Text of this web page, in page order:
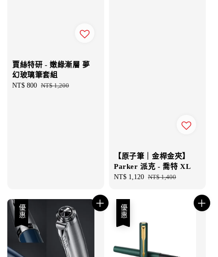
賈絲特研 - 嫩綠漸層 夢
幻玻璃筆套組
Sale
NT$ 800 Regular
NT$ 1,200
【原子筆｜金桿金夾】
Parker 派克 - 喬特 XL
Sale
NT$ 1,120 Regular
NT$ 1,400
優惠 優惠